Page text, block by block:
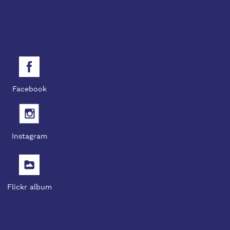
Facebook
Instagram
Flickr album